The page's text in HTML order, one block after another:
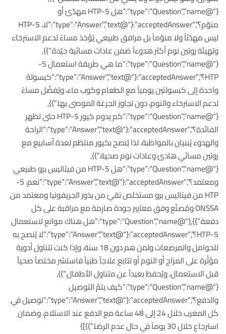
{“@type”:”Question”,”name”:”هل 5-HTP مهدّئ أو
منوّم؟”,”acceptedAnswer”:{“@type”:”Answer”,”text”:”لا، 5-HTP
ليس مهدّئاً ولا منوّماً بل مرافق طبيعي يُؤخذ مساءً لدعم الاسترخاء
وتهيئة روتين نوم أكثر هدوءاً ضمن عادات مسائية جيّدة.”}},
{“@type”:”Question”,”name”:”ما هي طريقة استعمال 5-
HTP؟”,”acceptedAnswer”:{“@type”:”Answer”,”text”:”كبسولة
واحدة إلى كبسولتين يومياً مع الطعام وكوب ماء، ويُفضّل مساءً
لدعم الاسترخاء والنوم، دون تجاوز الجرعة الموصى بها.”}},
{“@type”:”Question”,”name”:”كم يدوم كيور 5-HTP حتى تظهر
الفائدة؟”,”acceptedAnswer”:{“@type”:”Answer”,”text”:”الراحة
والهدوء يُبنيان بالمواظبة، لذا يُنصح بكيور منتظم لعدة أسابيع مع
روتين مسائي هادئ وعادات نوم صحية.”}},
{“@type”:”Question”,”name”:”هل 5-HTP من فيتاليس برو طبيعي
ومعتمد؟”,”acceptedAnswer”:{“@type”:”Answer”,”text”:”نعم، 5-
HTP من فيتاليس برو مستخلص نقيّ من بذور الجريفونيا ومعتمد من
ONSSA ومُصنّع وفق معايير جودة صارمة مع مراقبة على كل
دفعة.”}},{“@type”:”Question”,”name”:”هل هناك موانع لاستعمال
5-HTP؟”,”acceptedAnswer”:{“@type”:”Answer”,”text”:”لا يُنصح به
للحوامل والمرضعات ولمن هم دون 18 سنة، وإذا كنت تتناول أدوية
مؤثّرة على المزاج أو النوم أو تتابع علاجاً طبياً فاستشر مختصاً صحياً
قبل الاستعمال، ويُحفظ بعيداً عن متناول الأطفال.”}},
{“@type”:”Question”,”name”:”كيف يتمّ التوصيل
والدفع؟”,”acceptedAnswer”:{“@type”:”Answer”,”text”:”توصيل في
كل المغرب خلال 24 إلى 48 ساعة مع الدفع عند الاستلام، وضمان
استرجاع خلال 30 يوماً في حال عدم الرضا.”}}]}